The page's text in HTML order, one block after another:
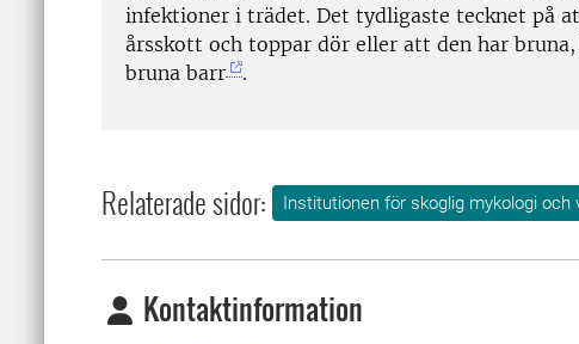
infektioner i trädet. Det tydligaste tecknet på
årsskott och toppar dör eller att den har
bruna barr
.
Relaterade sidor: Institutionen för skoglig mykologi och
Kontaktinformation